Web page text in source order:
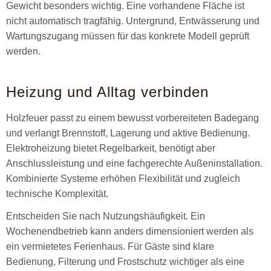
Gewicht besonders wichtig. Eine vorhandene Fläche ist
nicht automatisch tragfähig. Untergrund, Entwässerung und
Wartungszugang müssen für das konkrete Modell geprüft
werden.
Heizung und Alltag verbinden
Holzfeuer passt zu einem bewusst vorbereiteten Badegang
und verlangt Brennstoff, Lagerung und aktive Bedienung.
Elektroheizung bietet Regelbarkeit, benötigt aber
Anschlussleistung und eine fachgerechte Außeninstallation.
Kombinierte Systeme erhöhen Flexibilität und zugleich
technische Komplexität.
Entscheiden Sie nach Nutzungshäufigkeit. Ein
Wochenendbetrieb kann anders dimensioniert werden als
ein vermietetes Ferienhaus. Für Gäste sind klare
Bedienung, Filterung und Frostschutz wichtiger als eine